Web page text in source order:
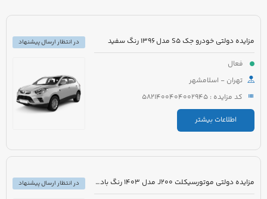
مزایده دولتی خودرو جک S5 مدل 1396 رنگ سفید
فعال
تهران - اسلامشهر
کد مزایده : 5821400404002945
اطلاعات بیشتر
در انتظار ارسال پیشنهاد
مزایده دولتی موتورسیکلت J200 مدل 1403 رنگ بادمجانی
در انتظار ارسال پیشنهاد